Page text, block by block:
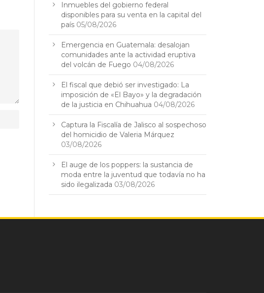
Inmuebles del gobierno federal
disponibles para su venta en la capital del
país 05/08/2026
Emergencia en Guatemala: desalojan
comunidades ante la actividad eruptiva
del volcán de Fuego 04/08/2026
El fiscal que debió ser investigado: La
imposición de «El Bayo» y la degradación
de la justicia en Chihuahua 04/08/2026
Captura la Fiscalía de Jalisco al sospechoso
del homicidio de Valeria Márquez
03/08/2026
El auge de los poppers: la sustancia de
moda entre la juventud que todavía no ha
sido ilegalizada 03/08/2026